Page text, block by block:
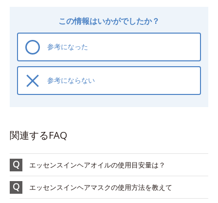
この情報はいかがでしたか？
参考になった
参考にならない
関連するFAQ
エッセンスインヘアオイルの使用目安量は？
エッセンスインヘアマスクの使用方法を教えて